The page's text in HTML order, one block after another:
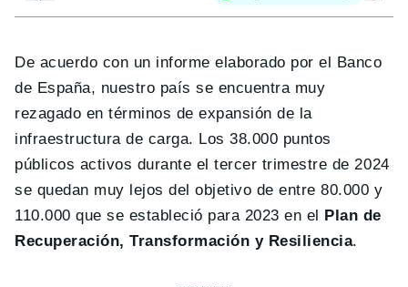
De acuerdo con un informe elaborado por el Banco
de España, nuestro país se encuentra muy
rezagado en términos de expansión de la
infraestructura de carga. Los 38.000 puntos
públicos activos durante el tercer trimestre de 2024
se quedan muy lejos del objetivo de entre 80.000 y
110.000 que se estableció para 2023 en el
Plan de
Recuperación, Transformación y Resiliencia.